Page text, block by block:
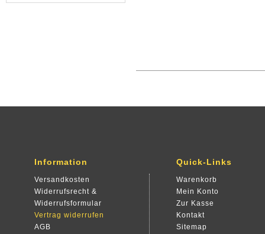
Information
Versandkosten
Widerrufsrecht &
Widerrufsformular
Vertrag widerrufen
AGB
Quick-Links
Warenkorb
Mein Konto
Zur Kasse
Kontakt
Sitemap